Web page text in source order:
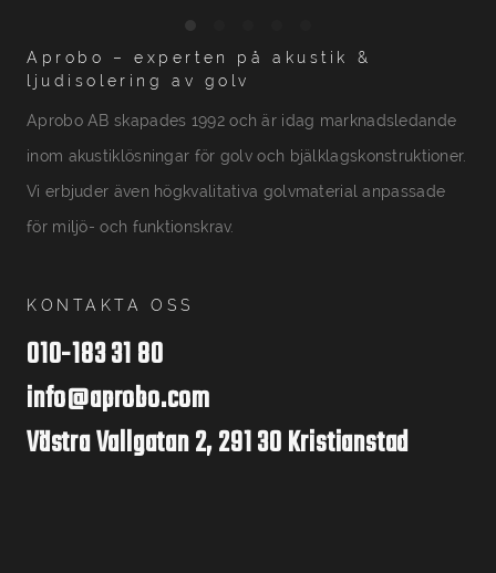
Aprobo – experten på akustik &
ljudisolering av golv
Aprobo AB skapades 1992 och är idag marknadsledande
inom akustiklösningar för golv och bjälklagskonstruktioner.
Vi erbjuder även högkvalitativa golvmaterial anpassade
för miljö- och funktionskrav.
KONTAKTA OSS
010-183 31 80
info@aprobo.com
Västra Vallgatan 2, 291 30 Kristianstad